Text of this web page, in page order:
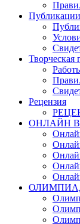
Публикации
Творческая
Рецензия
ОНЛАЙН